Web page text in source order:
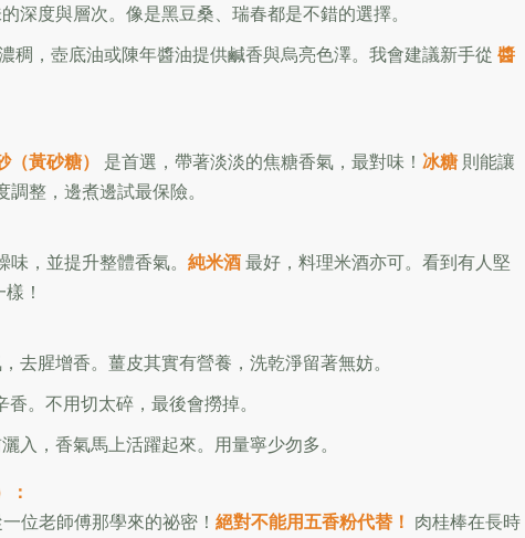
深度與層次。像是黑豆桑、瑞春都是不錯的選擇。
稠，壺底油或陳年醬油提供鹹香與烏亮色澤。我會建議新手從 醬
（黃砂糖） 是首選，帶著淡淡的焦糖香氣，最對味！ 冰糖 則能讓
整，邊煮邊試最保險。
，並提升整體香氣。 純米酒最好，料理米酒亦可。看到有人堅
！
去腥增香。薑皮其實有營養，洗乾淨留著無妨。
。不用切太碎，最後會撈掉。
入，香氣馬上活躍起來。用量寧少勿多。
：
位老師傅那學來的祕密！ 絕對不能用五香粉代替！ 肉桂棒在長時